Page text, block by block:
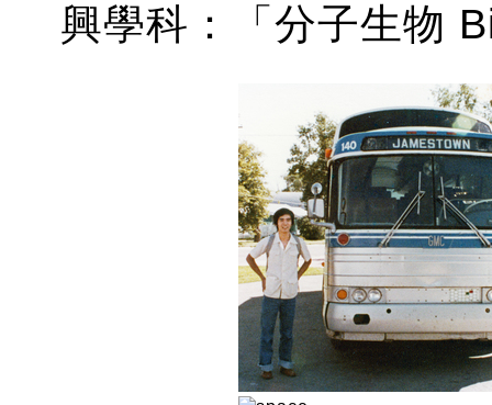
興學科：「分子生物